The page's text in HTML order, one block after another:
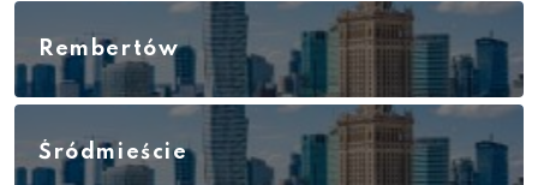
Rembertów
Śródmieście